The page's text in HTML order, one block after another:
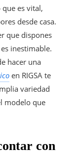
es vital,
desde casa.
que dispones
inestimable.
hacer una
en RIGSA te
variedad
modelo que
con